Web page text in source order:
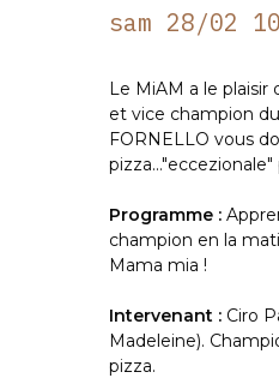
sam 28/02
Le MiAM a le plaisir
et vice champion
FORNELLO vous
Programme :
champion en la
Mama mia !
Intervenant : Ciro
Madeleine).
pizza.